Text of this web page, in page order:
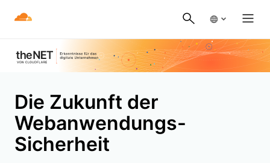
Die Zukunft der
Webanwendungs-
Sicherheit